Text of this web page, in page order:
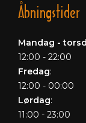
Åbningstider
Mandag -
12:00 - 22:00
Fredag:
12:00 - 00:00
Lørdag:
11:00 - 23:00